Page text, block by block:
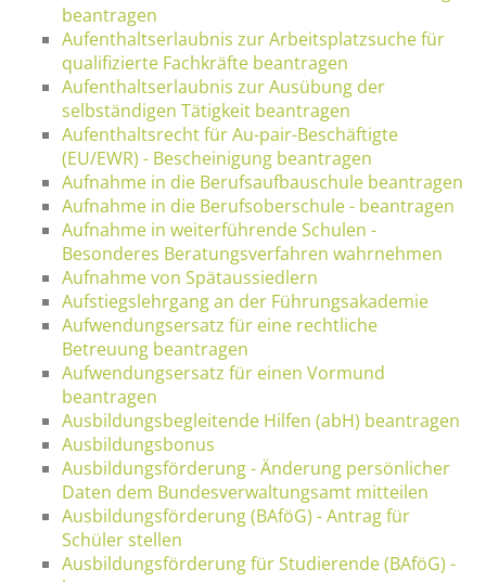
beantragen
Aufenthaltserlaubnis zur Arbeitsplatzsuche für
qualifizierte Fachkräfte beantragen
Aufenthaltserlaubnis zur Ausübung der
selbständigen Tätigkeit beantragen
Aufenthaltsrecht für Au-pair-Beschäftigte
(EU/EWR) - Bescheinigung beantragen
Aufnahme in die Berufsaufbauschule beantragen
Aufnahme in die Berufsoberschule - beantragen
Aufnahme in weiterführende Schulen -
Besonderes Beratungsverfahren wahrnehmen
Aufnahme von Spätaussiedlern
Aufstiegslehrgang an der Führungsakademie
Aufwendungsersatz für eine rechtliche
Betreuung beantragen
Aufwendungsersatz für einen Vormund
beantragen
Ausbildungsbegleitende Hilfen (abH) beantragen
Ausbildungsbonus
Ausbildungsförderung - Änderung persönlicher
Daten dem Bundesverwaltungsamt mitteilen
Ausbildungsförderung (BAföG) - Antrag für
Schüler stellen
Ausbildungsförderung für Studierende (BAföG) -